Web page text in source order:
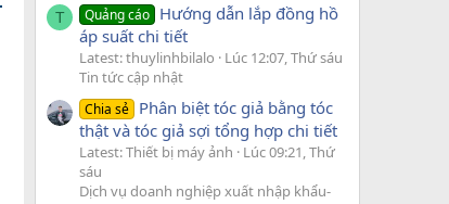
T Quảng cáo Hướng dẫn lắp đồng hồ
áp suất chi tiết
Latest: thuylinhbilalo
Lúc 12:07, Thứ sáu
Tin tức cập nhật
Chia sẻ Phân biệt tóc giả bằng tóc
thật và tóc giả sợi tổng hợp chi tiết
Latest: Thiết bị máy ảnh
Lúc 09:21, Thứ
sáu
Dịch vụ doanh nghiệp xuất nhập khẩu-